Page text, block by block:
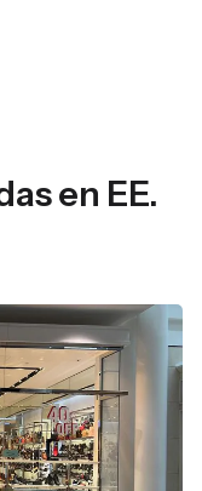
en EE.